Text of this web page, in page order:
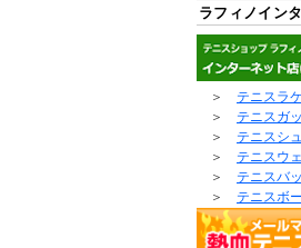
ラフィノイン
＞ テニスラ
＞ テニスガ
＞ テニスシ
＞ テニスウ
＞ テニスバ
＞ テニスボ